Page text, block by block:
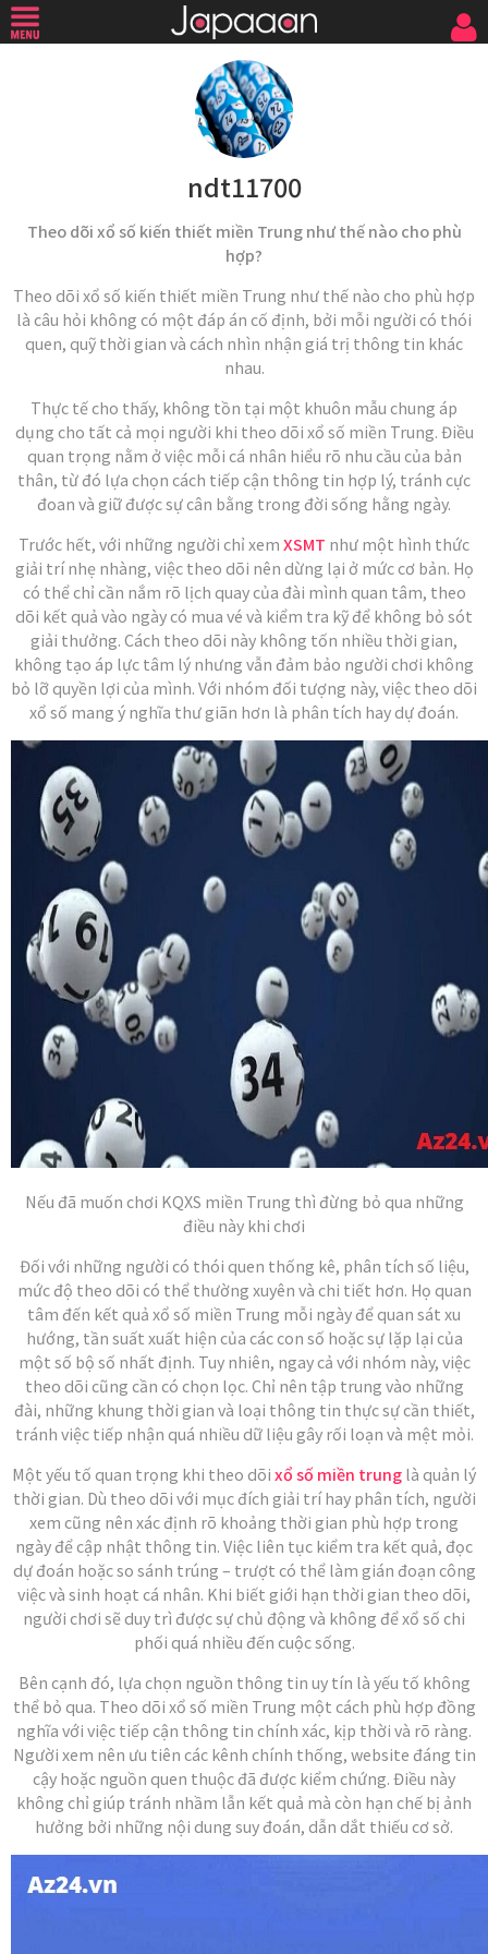
ndt11700
Theo dõi xổ số kiến thiết miền Trung như thế nào cho phù
hợp?
Theo dõi xổ số kiến thiết miền Trung như thế nào cho phù hợp
là câu hỏi không có một đáp án cố định, bởi mỗi người có thói
quen, quỹ thời gian và cách nhìn nhận giá trị thông tin khác
nhau.
Thực tế cho thấy, không tồn tại một khuôn mẫu chung áp
dụng cho tất cả mọi người khi theo dõi xổ số miền Trung. Điều
quan trọng nằm ở việc mỗi cá nhân hiểu rõ nhu cầu của bản
thân, từ đó lựa chọn cách tiếp cận thông tin hợp lý, tránh cực
đoan và giữ được sự cân bằng trong đời sống hằng ngày.
Trước hết, với những người chỉ xemXSMT như một hình thức
giải trí nhẹ nhàng, việc theo dõi nên dừng lại ở mức cơ bản. Họ
có thể chỉ cần nắm rõ lịch quay của đài mình quan tâm, theo
dõi kết quả vào ngày có mua vé và kiểm tra kỹ để không bỏ sót
giải thưởng. Cách theo dõi này không tốn nhiều thời gian,
không tạo áp lực tâm lý nhưng vẫn đảm bảo người chơi không
bỏ lỡ quyền lợi của mình. Với nhóm đối tượng này, việc theo dõi
xổ số mang ý nghĩa thư giãn hơn là phân tích hay dự đoán.
Nếu đã muốn chơi KQXS miền Trung thì đừng bỏ qua những
điều này khi chơi
Đối với những người có thói quen thống kê, phân tích số liệu,
mức độ theo dõi có thể thường xuyên và chi tiết hơn. Họ quan
tâm đến kết quả xổ số miền Trung mỗi ngày để quan sát xu
hướng, tần suất xuất hiện của các con số hoặc sự lặp lại của
một số bộ số nhất định. Tuy nhiên, ngay cả với nhóm này, việc
theo dõi cũng cần có chọn lọc. Chỉ nên tập trung vào những
đài, những khung thời gian và loại thông tin thực sự cần thiết,
tránh việc tiếp nhận quá nhiều dữ liệu gây rối loạn và mệt mỏi.
Một yếu tố quan trọng khi theo dõixổ số miền trunglà quản lý
thời gian. Dù theo dõi với mục đích giải trí hay phân tích, người
xem cũng nên xác định rõ khoảng thời gian phù hợp trong
ngày để cập nhật thông tin. Việc liên tục kiểm tra kết quả, đọc
dự đoán hoặc so sánh trúng – trượt có thể làm gián đoạn công
việc và sinh hoạt cá nhân. Khi biết giới hạn thời gian theo dõi,
người chơi sẽ duy trì được sự chủ động và không để xổ số chi
phối quá nhiều đến cuộc sống.
Bên cạnh đó, lựa chọn nguồn thông tin uy tín là yếu tố không
thể bỏ qua. Theo dõi xổ số miền Trung một cách phù hợp đồng
nghĩa với việc tiếp cận thông tin chính xác, kịp thời và rõ ràng.
Người xem nên ưu tiên các kênh chính thống, website đáng tin
cậy hoặc nguồn quen thuộc đã được kiểm chứng. Điều này
không chỉ giúp tránh nhầm lẫn kết quả mà còn hạn chế bị ảnh
hưởng bởi những nội dung suy đoán, dẫn dắt thiếu cơ sở.